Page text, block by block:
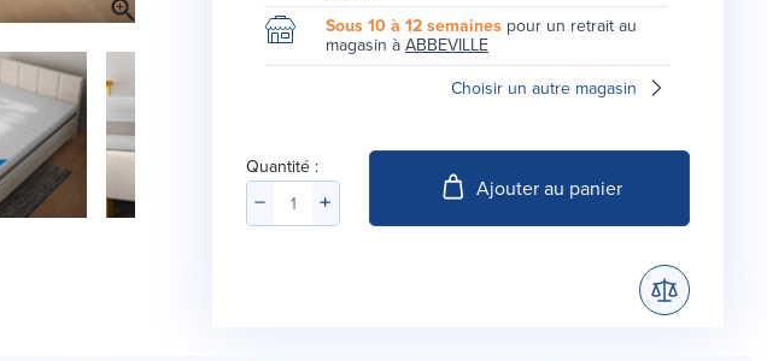
Sous 10 à 12 semaines pour un retrait au
magasin à ABBEVILLE
Choisir un autre magasin
Quantité :
Ajouter au panier